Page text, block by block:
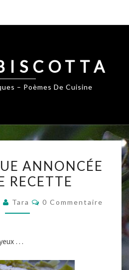
– Poèmes De Cuisine
ANNONCÉE
D’UNE
ANNONCÉE
RECETTE
Tara Commentaires
0 Commentaire
…